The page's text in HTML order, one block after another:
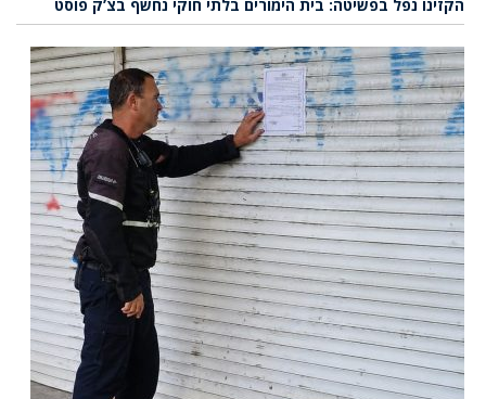
הקזינו נפל בפשיטה: בית הימורים בלתי חוקי נחשף בצ’ק פוסט